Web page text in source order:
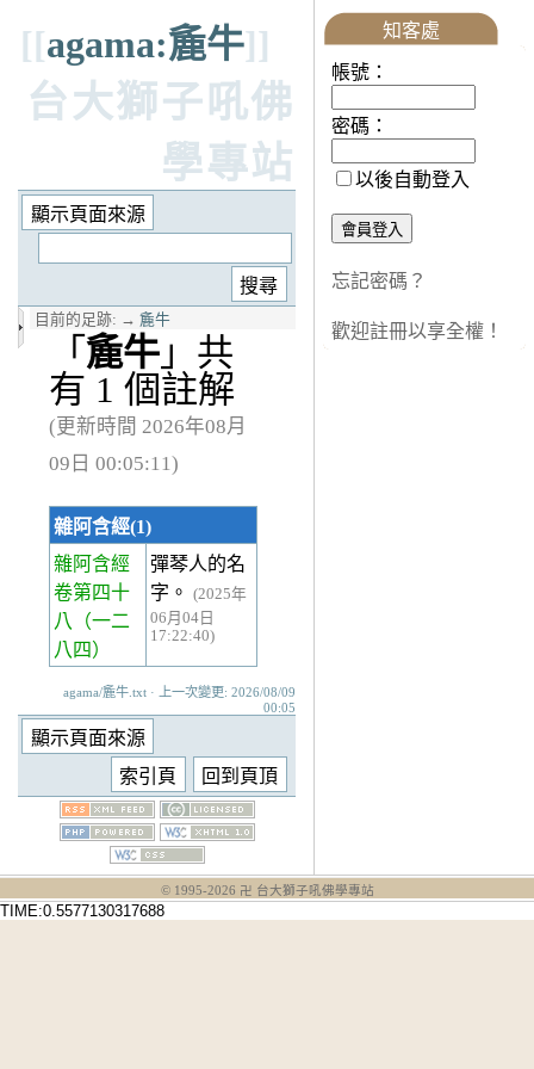
[[agama:麁牛]]
台大獅子吼佛
學專站
目前的足跡: → 麁牛
「 麁牛 」共
有 1 個註解
(更新時間 2026年08月
09日 00:05:11)
雜阿含經(1)
雜阿含經
卷第四十
八
（一二
八四）
彈琴人的名
字。
(2025年
06月04日
17:22:40)
agama/麁牛.txt · 上一次變更: 2026/08/09
00:05
知客處
帳號：
密碼：
以後自動登入
忘記密碼？
歡迎註冊以享全權！
© 1995-2026 卍 台大獅子吼佛學專站
TIME:0.5577130317688